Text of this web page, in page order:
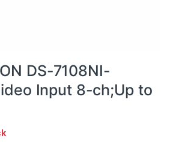
DS-7108NI-
Input 8-ch;Up to